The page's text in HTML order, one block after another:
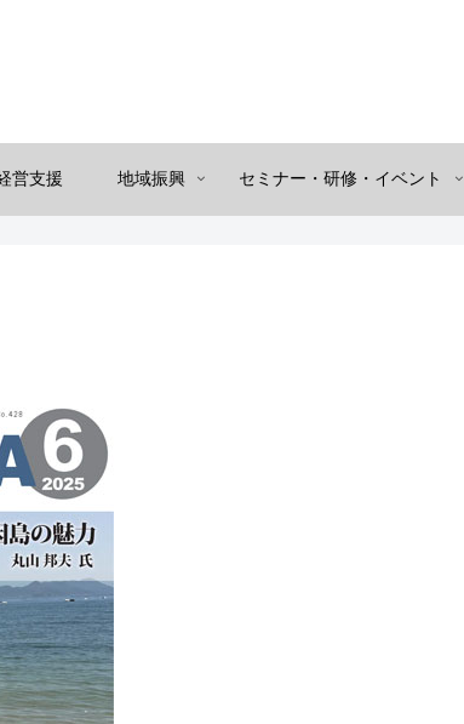
営支援 地域振興 セミナー・研修・イベント